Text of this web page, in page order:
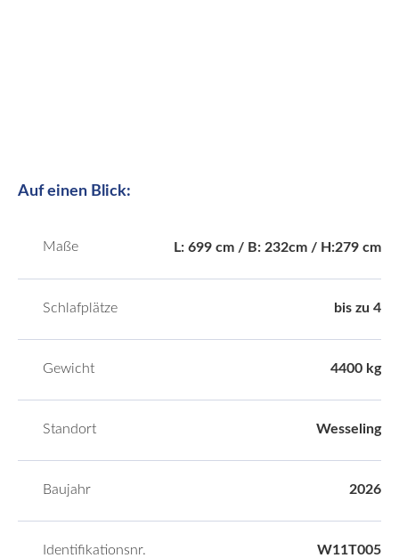
Auf einen Blick:
Maße L: 699 cm / B: 232cm / H:279 cm
Schlafplätze bis zu 4
Gewicht 4400 kg
Standort Wesseling
Baujahr 2026
Identifikationsnr. W11T005